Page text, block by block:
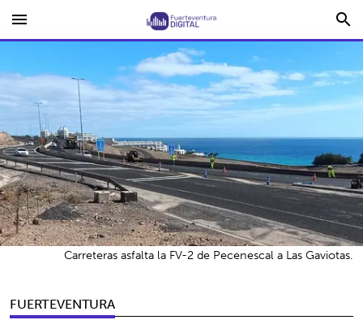
menu search
FUERTEVENTURA
Carreteras asfalta la FV-2 de Pecenescal a Las Gaviotas.